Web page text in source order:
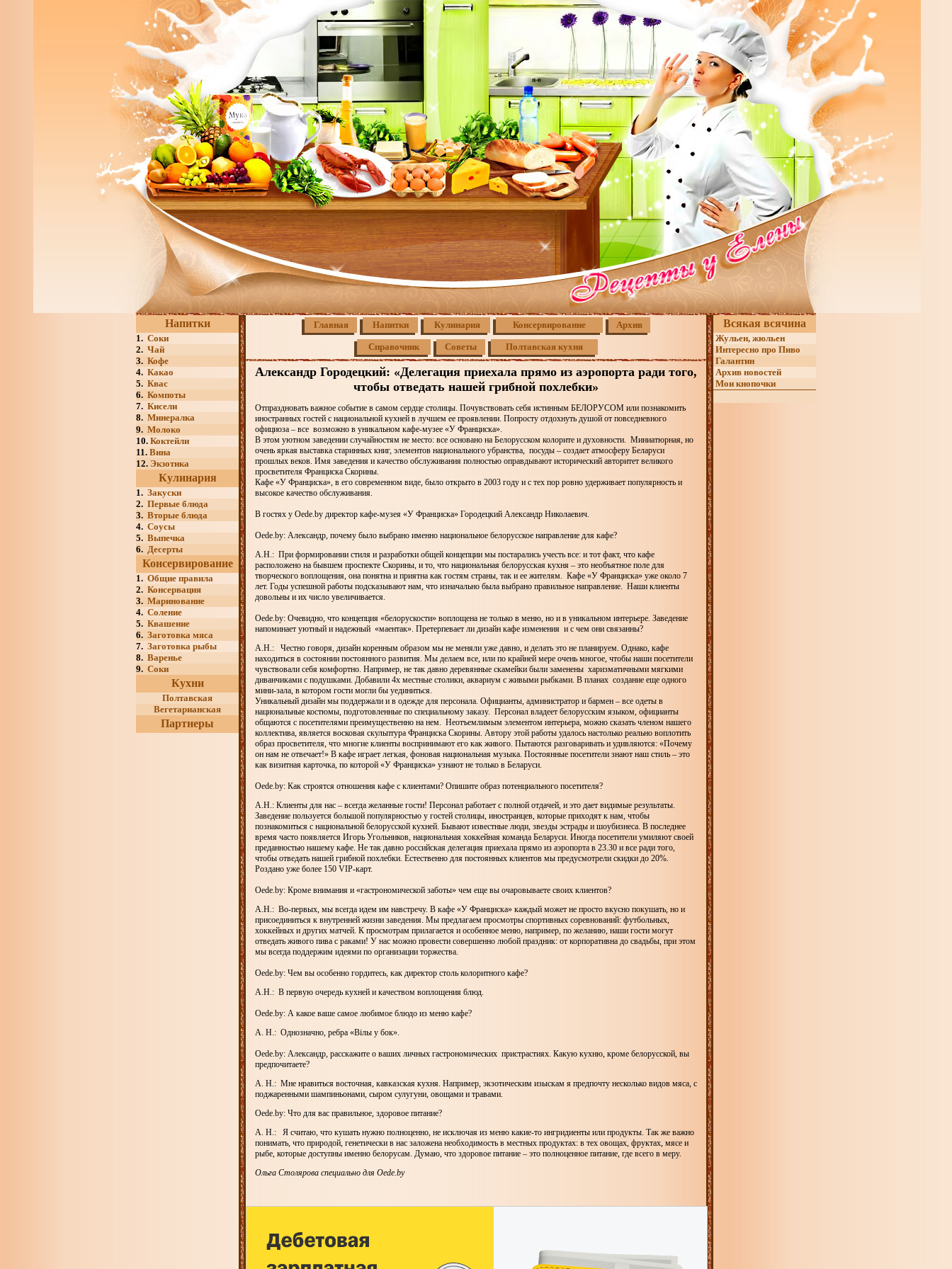
Напитки
1. Соки
2. Чай
3. Кофе
4. Какао
5. Квас
6. Компоты
7. Кисели
8. Минералка
9. Молоко
10. Коктейли
11. Вина
12. Экзотика
Кулинария
1. Закуски
2. Первые блюда
3. Вторые блюда
4. Соусы
5. Выпечка
6. Десерты
Консервирование
1. Общие правила
2. Консервация
3. Маринование
4. Соление
5. Квашение
6. Заготовка мяса
7. Заготовка рыбы
8. Варенье
9. Соки
Кухни
Полтавская
Вегетарианская
Партнеры
Главная Напитки Кулинария Консервирование Архив
Справочник Советы Полтавская кухня
Александр Городецкий: «Делегация приехала прямо из аэропорта ради того,
чтобы отведать нашей грибной похлебки»
Отпраздновать важное событие в самом сердце столицы. Почувствовать себя истинным БЕЛОРУСОМ или познакомить
иностранных гостей с национальной кухней в лучшем ее проявлении. Попросту отдохнуть душой от повседневного
официоза – все возможно в уникальном кафе-музее «У Франциска».
В этом уютном заведении случайностям не место: все основано на Белорусском колорите и духовности. Миниатюрная, но
очень яркая выставка старинных книг, элементов национального убранства, посуды – создает атмосферу Беларуси
прошлых веков. Имя заведения и качество обслуживания полностью оправдывают исторический авторитет великого
просветителя Франциска Скорины.
Кафе «У Франциска», в его современном виде, было открыто в 2003 году и с тех пор ровно удерживает популярность и
высокое качество обслуживания.
В гостях у Оede.by директор кафе-музея «У Франциска» Городецкий Александр Николаевич.
Оede.by: Александр, почему было выбрано именно национальное белорусское направление для кафе?
А.Н.: При формировании стиля и разработки общей концепции мы постарались учесть все: и тот факт, что кафе
расположено на бывшем проспекте Скорины, и то, что национальная белорусская кухня – это необъятное поле для
творческого воплощения, она понятна и приятна как гостям страны, так и ее жителям. Кафе «У Франциска» уже около 7
лет. Годы успешной работы подсказывают нам, что изначально была выбрано правильное направление. Наши клиенты
довольны и их число увеличивается.
Оede.by: Очевидно, что концепция «белорускости» воплощена не только в меню, но и в уникальном интерьере. Заведение
напоминает уютный и надежный «маентак». Претерпевает ли дизайн кафе изменения и с чем они связанны?
А.Н.: Честно говоря, дизайн коренным образом мы не меняли уже давно, и делать это не планируем. Однако, кафе
находиться в состоянии постоянного развития. Мы делаем все, или по крайней мере очень многое, чтобы наши посетители
чувствовали себя комфортно. Например, не так давно деревянные скамейки были заменены харизматичными мягкими
диванчиками с подушками. Добавили 4х местные столики, аквариум с живыми рыбками. В планах создание еще одного
мини-зала, в котором гости могли бы уединиться.
Уникальный дизайн мы поддержали и в одежде для персонала. Официанты, администратор и бармен – все одеты в
национальные костюмы, подготовленные по специальному заказу. Персонал владеет белорусским языком, официанты
общаются с посетителями преимущественно на нем. Неотъемлимым элементом интерьера, можно сказать членом нашего
коллектива, является восковая скульптура Франциска Скорины. Автору этой работы удалось настолько реально воплотить
образ просветителя, что многие клиенты воспринимают его как живого. Пытаются разговаривать и удивляются: «Почему
он нам не отвечает!» В кафе играет легкая, фоновая национальная музыка. Постоянные посетители знают наш стиль – это
как визитная карточка, по которой «У Франциска» узнают не только в Беларуси.
Оede.by: Как строятся отношения кафе с клиентами? Опишите образ потенциального посетителя?
А.Н.: Клиенты для нас – всегда желанные гости! Персонал работает с полной отдачей, и это дает видимые результаты.
Заведение пользуется большой популярностью у гостей столицы, иностранцев, которые приходят к нам, чтобы
познакомиться с национальной белорусской кухней. Бывают известные люди, звезды эстрады и шоубизнеса. В последнее
время часто появляется Игорь Угольников, национальная хоккейная команда Беларуси. Иногда посетители умиляют своей
преданностью нашему кафе. Не так давно российская делегация приехала прямо из аэропорта в 23.30 и все ради того,
чтобы отведать нашей грибной похлебки. Естественно для постоянных клиентов мы предусмотрели скидки до 20%.
Роздано уже более 150 VIP-карт.
Оede.by: Кроме внимания и «гастрономической заботы» чем еще вы очаровываете своих клиентов?
А.Н.: Во-первых, мы всегда идем им навстречу. В кафе «У Франциска» каждый может не просто вкусно покушать, но и
присоединиться к внутренней жизни заведения. Мы предлагаем просмотры спортивных соревнований: футбольных,
хоккейных и других матчей. К просмотрам прилагается и особенное меню, например, по желанию, наши гости могут
отведать живого пива с раками! У нас можно провести совершенно любой праздник: от корпоративна до свадьбы, при этом
мы всегда поддержим идеями по организации торжества.
Оede.by: Чем вы особенно гордитесь, как директор столь колоритного кафе?
А.Н.: В первую очередь кухней и качеством воплощения блюд.
Оede.by: А какое ваше самое любимое блюдо из меню кафе?
А. Н.: Однозначно, ребра «Вiлы у бок».
Оede.by: Александр, расскажите о ваших личных гастрономических пристрастиях. Какую кухню, кроме белорусской, вы
предпочитаете?
А. Н.: Мне нравиться восточная, кавказская кухня. Например, экзотическим изыскам я предпочту несколько видов мяса, с
поджаренными шампиньонами, сыром сулугуни, овощами и травами.
Оede.by: Что для вас правильное, здоровое питание?
А. Н.: Я считаю, что кушать нужно полноценно, не исключая из меню какие-то ингридиенты или продукты. Так же важно
понимать, что природой, генетически в нас заложена необходимость в местных продуктах: в тех овощах, фруктах, мясе и
рыбе, которые доступны именно белорусам. Думаю, что здоровое питание – это полноценное питание, где всего в меру.
Ольга Столярова специально для Оede.by
Всякая всячина
Жульен, жюльен
Интересно про Пиво
Галантин
Архив новостей
Мои кнопочки